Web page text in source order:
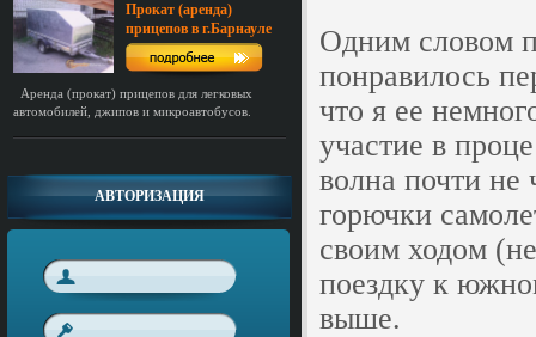
Прокат (аренда)
прицепов в г.Барнауле
Аренда (прокат) прицепов для легковых
автомобилей, джипов и микроавтобусов.
АВТОРИЗАЦИЯ
Одним словом
понравилось
что я ее
участие в
волна почти не
горючки
своим ходом
поездку к
выше.